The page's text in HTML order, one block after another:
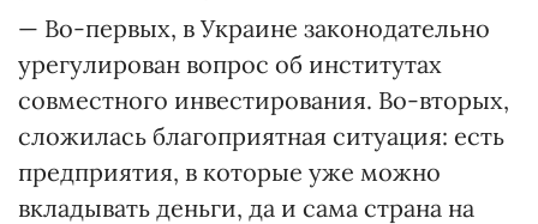
— Во-первых, в Украине законодательно
урегулирован вопрос об институтах
совместного инвестирования. Во-вторых,
сложилась благоприятная ситуация: есть
предприятия, в которые уже можно
вкладывать деньги, да и сама страна на